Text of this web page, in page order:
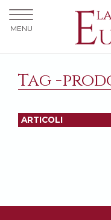
Tag -
ARTICOLI
MENU